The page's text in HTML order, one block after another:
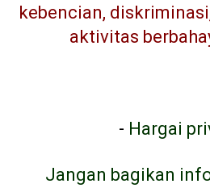
kebencian,
aktivitas
- Hargai
Jangan bagikan